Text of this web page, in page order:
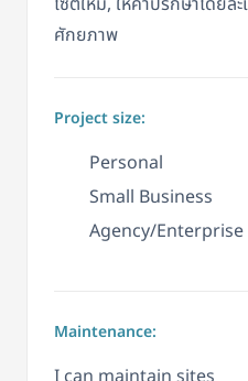
ศักยภาพ
Project size:
Personal
Small Business
Agency/Enterprise
Maintenance: